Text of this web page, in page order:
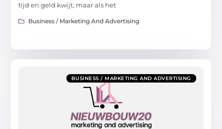
tijd en geld kwijt, maar als het
Business / Marketing And Advertising
BUSINESS / MARKETING AND ADVERTISING